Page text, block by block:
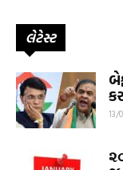
લેટેસ્ટ
13/